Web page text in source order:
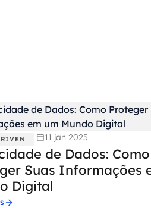
11 jan 2025
de Dados: Como
Suas Informações
Digital